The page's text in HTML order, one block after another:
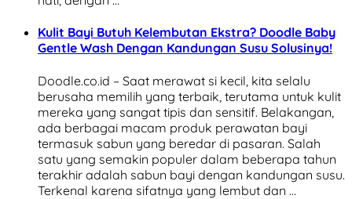
Kulit Bayi Butuh Kelembutan Ekstra? Doodle Baby
Gentle Wash Dengan Kandungan Susu Solusinya!
Doodle.co.id – Saat merawat si kecil, kita selalu
berusaha memilih yang terbaik, terutama untuk kulit
mereka yang sangat tipis dan sensitif. Belakangan,
ada berbagai macam produk perawatan bayi
termasuk sabun yang beredar di pasaran. Salah
satu yang semakin populer dalam beberapa tahun
terakhir adalah sabun bayi dengan kandungan susu.
Terkenal karena sifatnya yang lembut dan …